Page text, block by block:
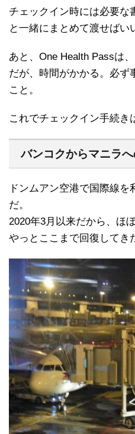
チェックイン時には必要な
と一緒にまとめて渡せばい
あと、One Health Passは
だが、時間がかかる。必ず
こと。
これでチェックイン手続き
バンコクからマニラ
ドンムアン空港で国際線を
だ。
2020年3月以来だから、ほ
やっとここまで回復してき